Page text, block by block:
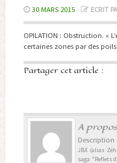
30 MARS 2015- ECRIT
OPILATION : Obstruction. «
certaines zones par des
Partager cet article :
A
Description
JBX (alias
saga "Reflets